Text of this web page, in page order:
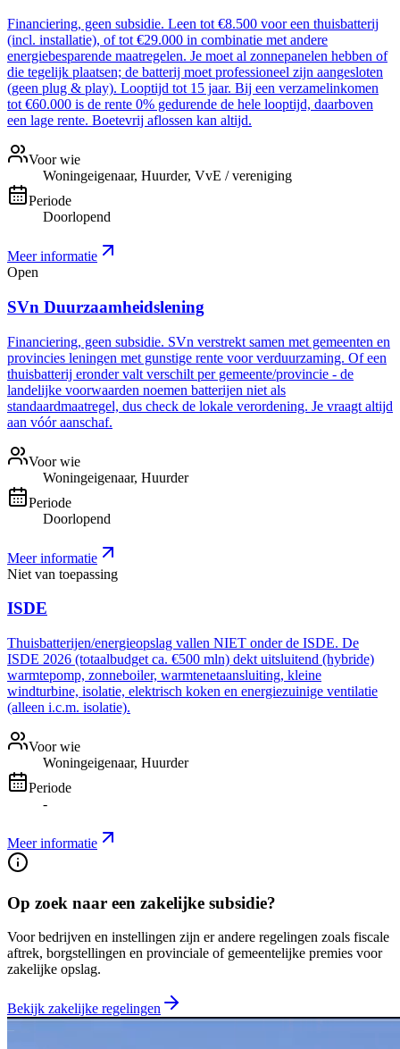
Financiering, geen subsidie. Leen tot €8.500 voor een thuisbatterij
(incl. installatie), of tot €29.000 in combinatie met andere
energiebesparende maatregelen. Je moet al zonnepanelen hebben of
die tegelijk plaatsen; de batterij moet professioneel zijn aangesloten
(geen plug & play). Looptijd tot 15 jaar. Bij een verzamelinkomen
tot €60.000 is de rente 0% gedurende de hele looptijd, daarboven
een lage rente. Boetevrij aflossen kan altijd.
Voor wie
Woningeigenaar, Huurder, VvE / vereniging
Periode
Doorlopend
Meer informatie
Open
SVn Duurzaamheidslening
Financiering, geen subsidie. SVn verstrekt samen met gemeenten en
provincies leningen met gunstige rente voor verduurzaming. Of een
thuisbatterij eronder valt verschilt per gemeente/provincie - de
landelijke voorwaarden noemen batterijen niet als
standaardmaatregel, dus check de lokale verordening. Je vraagt altijd
aan vóór aanschaf.
Voor wie
Woningeigenaar, Huurder
Periode
Doorlopend
Meer informatie
Niet van toepassing
ISDE
Thuisbatterijen/energieopslag vallen NIET onder de ISDE. De
ISDE 2026 (totaalbudget ca. €500 mln) dekt uitsluitend (hybride)
warmtepomp, zonneboiler, warmtenetaansluiting, kleine
windturbine, isolatie, elektrisch koken en energiezuinige ventilatie
(alleen i.c.m. isolatie).
Voor wie
Woningeigenaar, Huurder
Periode
-
Meer informatie
Op zoek naar een zakelijke subsidie?
Voor bedrijven en instellingen zijn er andere regelingen zoals fiscale
aftrek, borgstellingen en provinciale of gemeentelijke premies voor
zakelijke opslag.
Bekijk zakelijke regelingen